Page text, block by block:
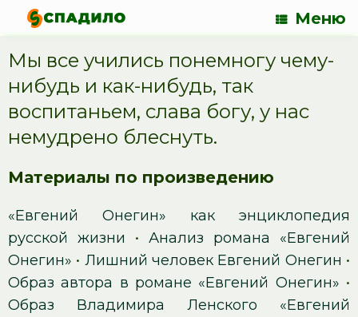
Меню
Мы все учились понемногу чему-
нибудь и как-нибудь, так
воспитаньем, слава богу, у нас
немудрено блеснуть.
Материалы по произведению
«Евгений Онегин» как энциклопедия
русской жизни • Анализ романа «Евгений
Онегин» • Лишний человек Евгений Онегин •
Образ автора в романе «Евгений Онегин» •
Образ Владимира Ленского «Евгений